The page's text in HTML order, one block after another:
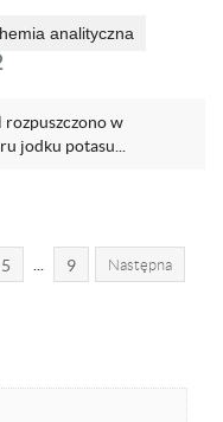
analityczna
rozpuszczono w
jodku potasu...
5 9 Następna